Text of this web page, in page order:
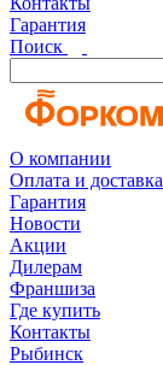
Гарантия
Поиск
О компании
Оплата и доставка
Гарантия
Новости
Акции
Дилерам
Франшиза
Где купить
Контакты
Рыбинск